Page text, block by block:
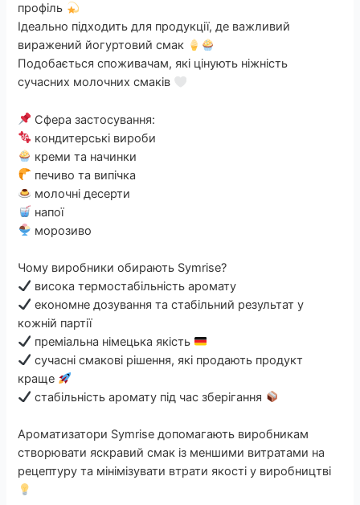
профіль
Ідеально підходить для продукції, де важливий
виражений йогуртовий смак
Подобається споживачам, які цінують ніжність
сучасних молочних смаків
Сфера застосування:
кондитерські вироби
креми та начинки
печиво та випічка
молочні десерти
напої
морозиво
Чому виробники обирають Symrise?
висока термостабільність аромату
економне дозування та стабільний результат у
кожній партії
преміальна німецька якість
сучасні смакові рішення, які продають продукт
краще
стабільність аромату під час зберігання
Ароматизатори Symrise допомагають виробникам
створювати яскравий смак із меншими витратами на
рецептуру та мінімізувати втрати якості у виробництві